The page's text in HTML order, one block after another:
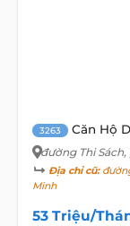
3263 Căn Hộ
đường Thi Sách,
Địa chỉ cũ:
Minh
53 Triệu/